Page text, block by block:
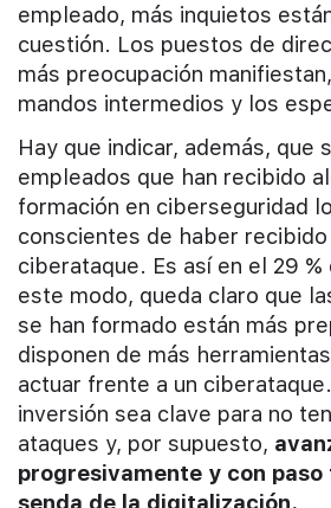
empleado, más inquietos
cuestión. Los puestos de
más preocupación
mandos intermedios y los
Hay que indicar, además, que
empleados que han recibido
formación en ciberseguridad
conscientes de haber
ciberataque. Es así en el 29
este modo, queda claro que
se han formado están más
disponen de más
actuar frente a un
inversión sea clave para no
ataques y, por supuesto,
progresivamente y con paso
senda de la digitalización.